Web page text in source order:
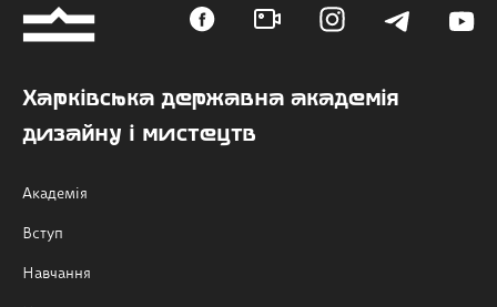
Харківська державна академія
дизайну і мистецтв
Академія
Вступ
Навчання